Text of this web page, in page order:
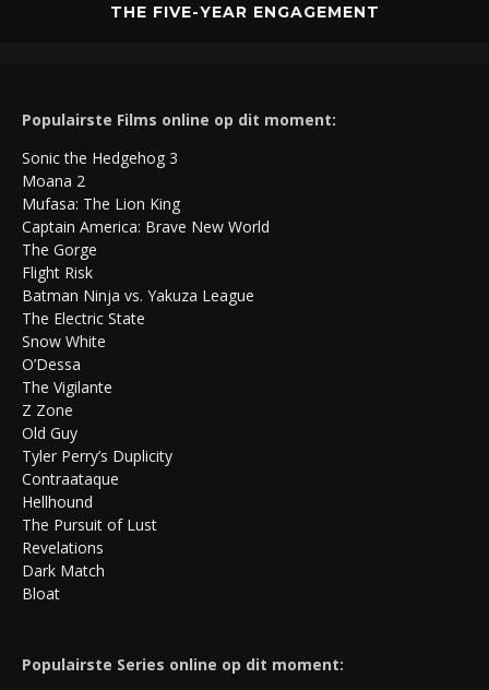
THE FIVE-YEAR ENGAGEMENT
Populairste Films online op dit moment:
Sonic the Hedgehog 3
Moana 2
Mufasa: The Lion King
Captain America: Brave New World
The Gorge
Flight Risk
Batman Ninja vs. Yakuza League
The Electric State
Snow White
O’Dessa
The Vigilante
Z Zone
Old Guy
Tyler Perry’s Duplicity
Contraataque
Hellhound
The Pursuit of Lust
Revelations
Dark Match
Bloat
Populairste Series online op dit moment: